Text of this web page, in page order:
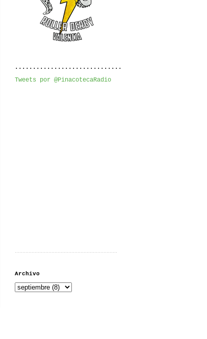
..............................
Tweets por @PinacotecaRadio
Archivo